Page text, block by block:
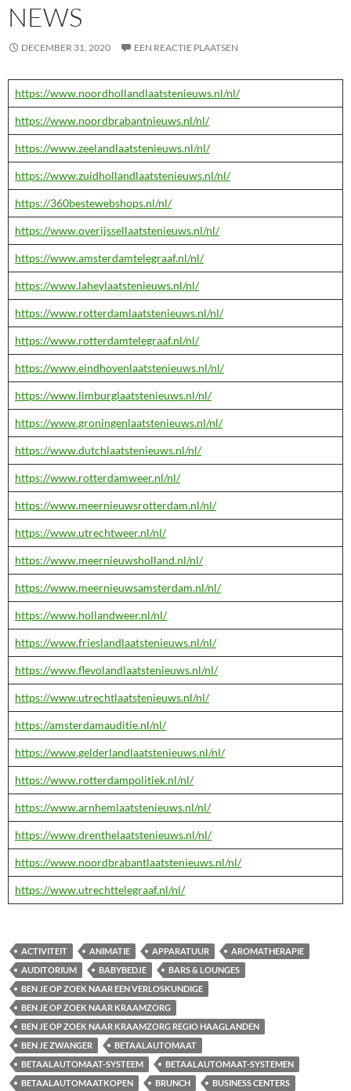
NEWS
DECEMBER 31, 2020 EEN REACTIE PLAATSEN
https://www.noordhollandlaatstenieuws.nl/nl/
https://www.noordbrabantnieuws.nl/nl/
https://www.zeelandlaatstenieuws.nl/nl/
https://www.zuidhollandlaatstenieuws.nl/nl/
https://360bestewebshops.nl/nl/
https://www.overijssellaatstenieuws.nl/nl/
https://www.amsterdamtelegraaf.nl/nl/
https://www.laheylaatstenieuws.nl/nl/
https://www.rotterdamlaatstenieuws.nl/nl/
https://www.rotterdamtelegraaf.nl/nl/
https://www.eindhovenlaatstenieuws.nl/nl/
https://www.limburglaatstenieuws.nl/nl/
https://www.groningenlaatstenieuws.nl/nl/
https://www.dutchlaatstenieuws.nl/nl/
https://www.rotterdamweer.nl/nl/
https://www.meernieuwsrotterdam.nl/nl/
https://www.utrechtweer.nl/nl/
https://www.meernieuwsholland.nl/nl/
https://www.meernieuwsamsterdam.nl/nl/
https://www.hollandweer.nl/nl/
https://www.frieslandlaatstenieuws.nl/nl/
https://www.flevolandlaatstenieuws.nl/nl/
https://www.utrechtlaatstenieuws.nl/nl/
https://amsterdamauditie.nl/nl/
https://www.gelderlandlaatstenieuws.nl/nl/
https://www.rotterdampolitiek.nl/nl/
https://www.arnhemlaatstenieuws.nl/nl/
https://www.drenthelaatstenieuws.nl/nl/
https://www.noordbrabantlaatstenieuws.nl/nl/
https://www.utrechttelegraaf.nl/nl/
ACTIVITEIT ANIMATIE APPARATUUR
AROMATHERAPIE
AUDITORIUM
BABYBEDJE
BARS & LOUNGES
BEN JE OP ZOEK NAAR EEN VERLOSKUNDIGE
BEN JE OP ZOEK NAAR KRAAMZORG
BEN JE OP ZOEK NAAR KRAAMZORG REGIO HAAGLANDEN
BEN JE ZWANGER
BETAALAUTOMAAT
BETAALAUTOMAAT-SYSTEEM
BETAALAUTOMAAT-SYSTEMEN
BETAALAUTOMAATKOPEN
BRUNCH BUSINESS CENTERS